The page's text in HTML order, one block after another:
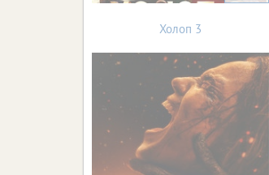
Холоп 3